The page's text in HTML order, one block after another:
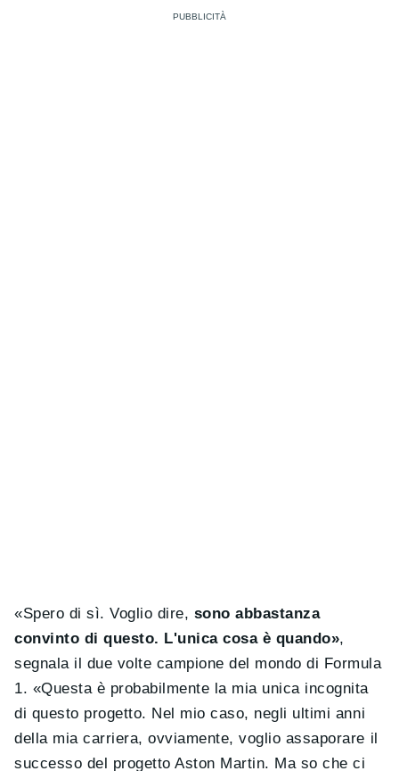
«Spero di sì. Voglio dire, sono abbastanza
convinto di questo. L'unica cosa è quando»,
segnala il due volte campione del mondo di Formula
1. «Questa è probabilmente la mia unica incognita
di questo progetto. Nel mio caso, negli ultimi anni
della mia carriera, ovviamente, voglio assaporare il
successo del progetto Aston Martin. Ma so che ci